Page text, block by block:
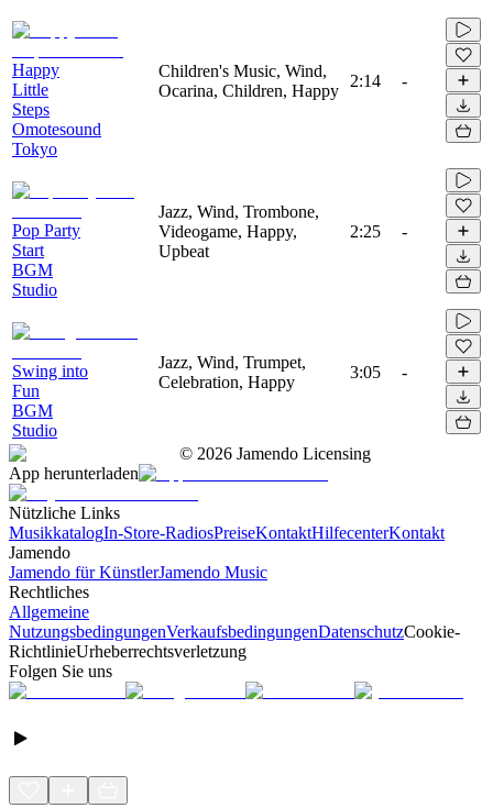
Happy
Little
Steps
Omotesound
Tokyo
Children's Music, Wind,
Ocarina, Children, Happy
2:14 -
Pop Party
Start
BGM
Studio
Jazz, Wind, Trombone,
Videogame, Happy,
Upbeat
2:25 -
Swing into
Fun
BGM
Studio
Jazz, Wind, Trumpet,
Celebration, Happy
3:05 -
© 2026 Jamendo Licensing
App herunterladen
Nützliche Links
MusikkatalogIn-Store-RadiosPreiseKontaktHilfecenterKontakt
Jamendo
Jamendo für KünstlerJamendo Music
Rechtliches
Allgemeine
NutzungsbedingungenVerkaufsbedingungenDatenschutzCookie-
RichtlinieUrheberrechtsverletzung
Folgen Sie uns